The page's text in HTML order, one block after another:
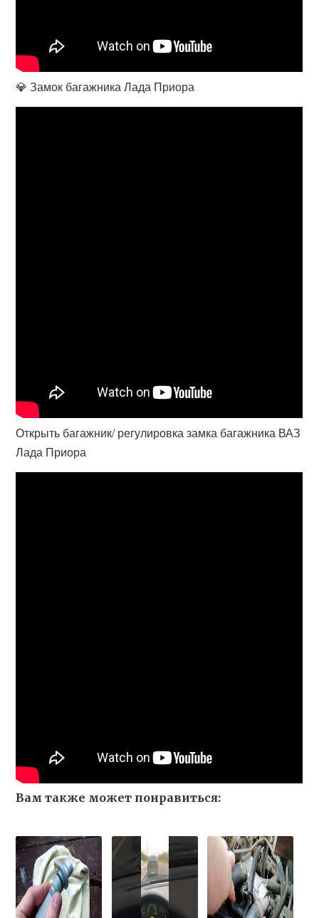
💎 Замок багажника Лада Приора
Открыть багажник/ регулировка замка багажника ВАЗ
Лада Приора
Вам также может понравиться: